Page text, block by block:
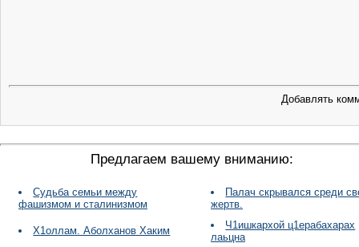
Добавлять
Предлагаем вашему вниманию:
Судьба семьи между
фашизмом и сталинизмом
Палач скрывался среди
жертв.
Х1оллам. Аболханов Хаким
Ч1ишкархой ц1ерабахарах
лаьцна